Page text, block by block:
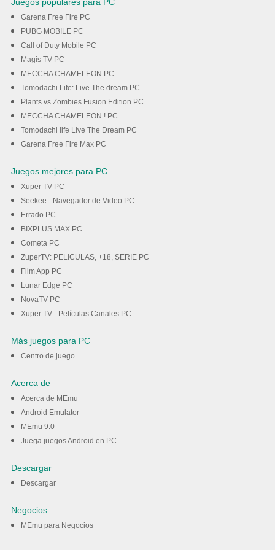
Juegos populares para PC
Garena Free Fire PC
PUBG MOBILE PC
Call of Duty Mobile PC
Magis TV PC
MECCHA CHAMELEON PC
Tomodachi Life: Live The dream PC
Plants vs Zombies Fusion Edition PC
MECCHA CHAMELEON ! PC
Tomodachi life Live The Dream PC
Garena Free Fire Max PC
Juegos mejores para PC
Xuper TV PC
Seekee - Navegador de Video PC
Errado PC
BIXPLUS MAX PC
Cometa PC
ZuperTV: PELICULAS, +18, SERIE PC
Film App PC
Lunar Edge PC
NovaTV PC
Xuper TV - Películas Canales PC
Más juegos para PC
Centro de juego
Acerca de
Acerca de MEmu
Android Emulator
MEmu 9.0
Juega juegos Android en PC
Descargar
Descargar
Negocios
MEmu para Negocios